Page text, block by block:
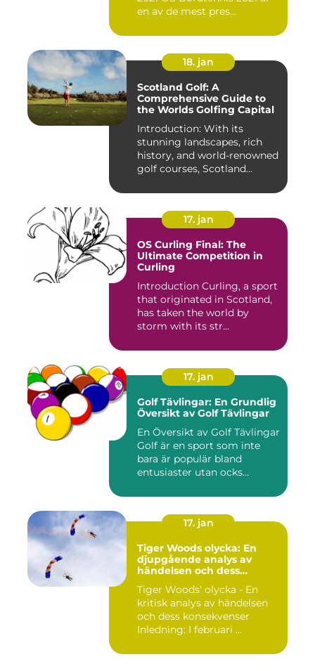
en av de mest pres...
18. jan
Scotland Golf: A
Comprehensive Guide to
the Worlds Golfing Capital
Introduction: With its
stunning landscapes, rich
history, and world-renowned
golf courses, Scotland...
17. jan
OS Curling Final: The
Ultimate Competition in
Curling
Introduction Curling, a sport
that originated in Scotland,
has taken the world by
storm with its str...
17. jan
Golf Tävlingar: En Grundlig
Översikt av Golf Tävlingar
En Översikt av Golf Tävlingar
Golf är en sport som inte
bara är populär bland
entusiaster utan ocks...
17. jan
Tiger Woods olycka: En
djupgående analys av
händelsen och dess
Tiger Woods' olycka - En
kritisk analys av händelsen
och dess konsekvenser
Inledning: I februari ...